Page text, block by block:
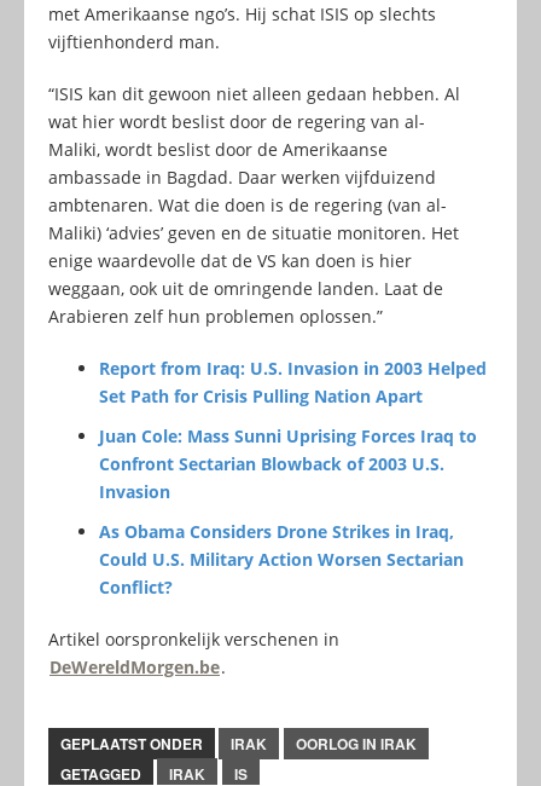
met Amerikaanse ngo’s. Hij schat ISIS op slechts
vijftienhonderd man.
“ISIS kan dit gewoon niet alleen gedaan hebben. Al
wat hier wordt beslist door de regering van al-
Maliki, wordt beslist door de Amerikaanse
ambassade in Bagdad. Daar werken vijfduizend
ambtenaren. Wat die doen is de regering (van al-
Maliki) ‘advies’ geven en de situatie monitoren. Het
enige waardevolle dat de VS kan doen is hier
weggaan, ook uit de omringende landen. Laat de
Arabieren zelf hun problemen oplossen.”
Report from Iraq: U.S. Invasion in 2003 Helped
Set Path for Crisis Pulling Nation Apart
Juan Cole: Mass Sunni Uprising Forces Iraq to
Confront Sectarian Blowback of 2003 U.S.
Invasion
As Obama Considers Drone Strikes in Iraq,
Could U.S. Military Action Worsen Sectarian
Conflict?
Artikel oorspronkelijk verschenen in
DeWereldMorgen.be.
GEPLAATST ONDER IRAK
OORLOG IN IRAK
GETAGGED
IRAK IS